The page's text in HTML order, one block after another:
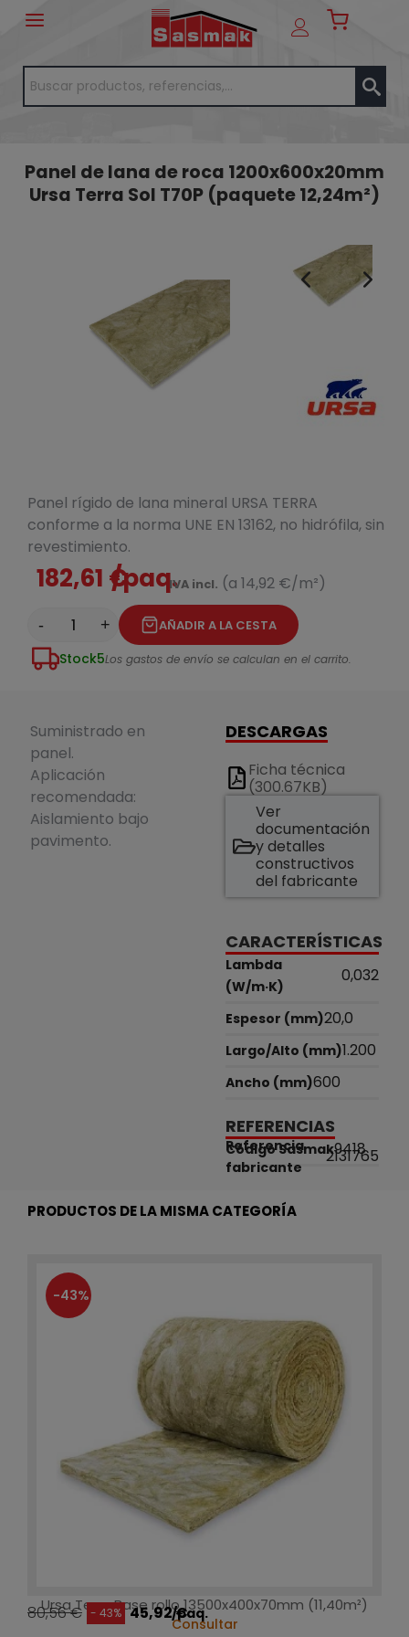
Panel de lana de roca 1200x600x20mm
Ursa Terra Sol T70P (paquete 12,24m²)
Panel rígido de lana mineral URSA TERRA
conforme a la norma UNE EN 13162, no hidrófila, sin
revestimiento.
182,61 €/paq.IVA incl. (a 14,92 €/m²)
- + AÑADIR A LA CESTA
Stock5Los gastos de envío se calculan en el carrito.
Suministrado en
panel.
Aplicación
recomendada:
Aislamiento bajo
pavimento.
DESCARGAS
Ficha técnica
(300.67KB)
Ver
documentación
y detalles
constructivos
del fabricante
CARACTERÍSTICAS
Lambda
(W/m·K)
0,032
Espesor (mm)20,0
Largo/Alto (mm)1.200
Ancho (mm)600
REFERENCIAS
Código Sasmak9418
Referencia
fabricante
2131765
PRODUCTOS DE LA MISMA CATEGORÍA
-43%
Ursa Terra Base rollo 13500x400x70mm (11,40m²)
80,56 € - 43% 45,92 €/paq.
Consultar